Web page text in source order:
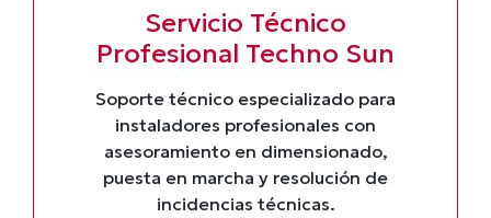
Servicio Técnico
Profesional Techno Sun
Soporte técnico especializado para
instaladores profesionales con
asesoramiento en dimensionado,
puesta en marcha y resolución de
incidencias técnicas.